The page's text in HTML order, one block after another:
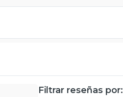
Filtrar reseñas por: